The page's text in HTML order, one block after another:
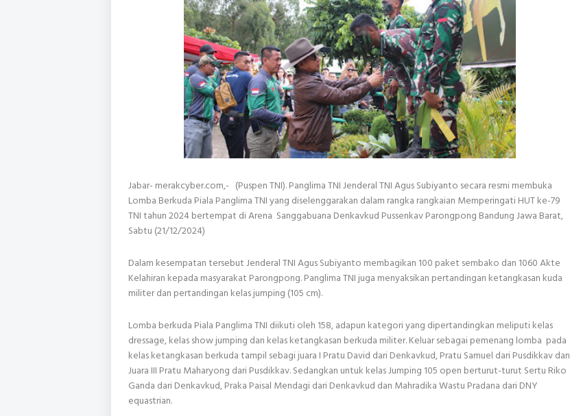
Jabar- merakcyber.com,- (Puspen TNI). Panglima TNI Jenderal TNI Agus Subiyanto secara resmi membuka
Lomba Berkuda Piala Panglima TNI yang diselenggarakan dalam rangka rangkaian Memperingati HUT ke-79
TNI tahun 2024 bertempat di Arena Sanggabuana Denkavkud Pussenkav Parongpong Bandung Jawa Barat,
Sabtu (21/12/2024)
Dalam kesempatan tersebut Jenderal TNI Agus Subiyanto membagikan 100 paket sembako dan 1060 Akte
Kelahiran kepada masyarakat Parongpong. Panglima TNI juga menyaksikan pertandingan ketangkasan kuda
militer dan pertandingan kelas jumping (105 cm).
Lomba berkuda Piala Panglima TNI diikuti oleh 158, adapun kategori yang dipertandingkan meliputi kelas
dressage, kelas show jumping dan kelas ketangkasan berkuda militer. Keluar sebagai pemenang lomba pada
kelas ketangkasan berkuda tampil sebagi juara I Pratu David dari Denkavkud, Pratu Samuel dari Pusdikkav dan
Juara III Pratu Maharyong dari Pusdikkav. Sedangkan untuk kelas Jumping 105 open berturut-turut Sertu Riko
Ganda dari Denkavkud, Praka Paisal Mendagi dari Denkavkud dan Mahradika Wastu Pradana dari DNY
equastrian.